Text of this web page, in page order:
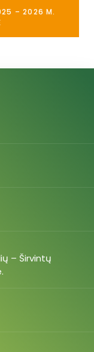
– 2026 M.
– Širvintų